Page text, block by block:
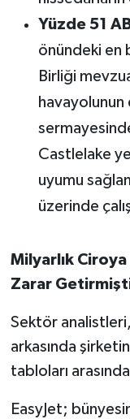
Yüzde 51
önündeki en
Birliği
Castlelake
uyumu
üzerinde
Milyarlık
Zarar
Sektör
arkasında
tabloları
EasyJet;